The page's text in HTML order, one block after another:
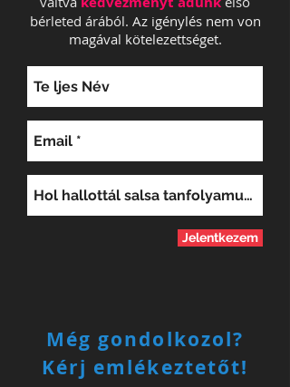
bérleted árából. Az igénylés nem von
magával kötelezettséget.
Jelentkezem
Még gondolkozol?
Kérj emlékeztetőt!